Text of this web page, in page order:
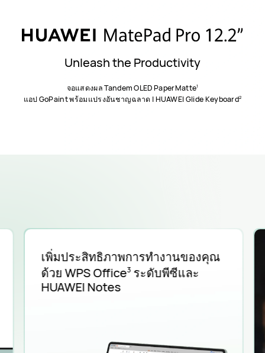
Unleash the Productivity
จอแสดงผล Tandem OLED PaperMatte1
แอป GoPaint พร้อมแปรงอันชาญฉลาด | HUAWEI Glide Keyboard2
เพิ่มประสิทธิภาพการทํางานของคุณ
ด้วยWPS Office3 ระดับพีซีและ
HUAWEI Notes